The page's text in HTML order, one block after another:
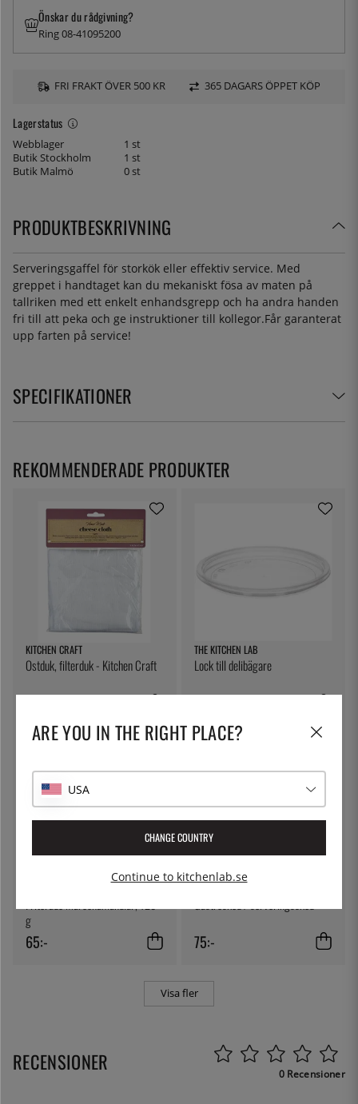
Lagerstatus
Webblager
1 st
Butik Stockholm
1 st
Butik Malmö
0 st
Önskar du rådgivning?
Ring 08-41095200
FRI FRAKT ÖVER 500 KR 365 DAGARS ÖPPET KÖP
PRODUKTBESKRIVNING
Serveringsgaffel för storkök eller effektiv service. Med
greppet i handtaget kan du mekaniskt fösa av maten på
tallriken med ett enkelt enhandsgrepp och ha andra handen
fri till att peka och ge instruktioner till kollegor.Får garanterat
upp farten på service!
SPECIFIKATIONER
KITCHEN CRAFT
Ostduk, filterduk - Kitchen Craft
THE KITCHEN LAB
Lock till delibägare
g
65:- 75:-
Visa fler
REKOMMENDERADE PRODUKTER
RECENSIONER 0 Recensioner
ARE YOU IN THE RIGHT PLACE?
USA
CHANGE COUNTRY
Continue to kitchenlab.se